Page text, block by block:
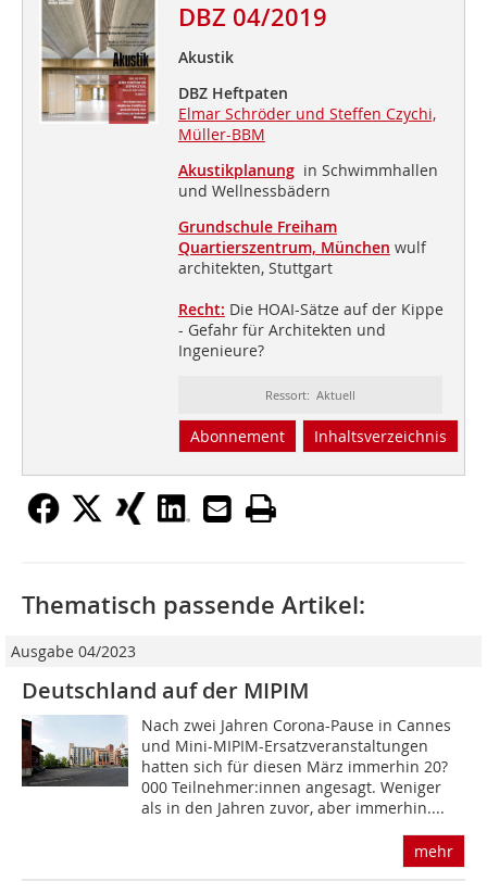
DBZ 04/2019
Akustik
DBZ Heftpaten
Elmar Schröder und Steffen Czychi,
Müller-BBM
Akustikplanung in Schwimmhallen
und Wellnessbädern
Grundschule Freiham
Quartierszentrum, München wulf
architekten, Stuttgart
Recht: Die HOAI-Sätze auf der Kippe
- Gefahr für Architekten und
Ingenieure?
Ressort: Aktuell
Abonnement Inhaltsverzeichnis
Thematisch passende Artikel:
Ausgabe 04/2023
Deutschland auf der MIPIM
Nach zwei Jahren Corona-Pause in Cannes
und Mini-MIPIM-Ersatzveranstaltungen
hatten sich für diesen März immerhin 20?
000 Teilnehmer:innen angesagt. Weniger
als in den Jahren zuvor, aber immerhin....
mehr